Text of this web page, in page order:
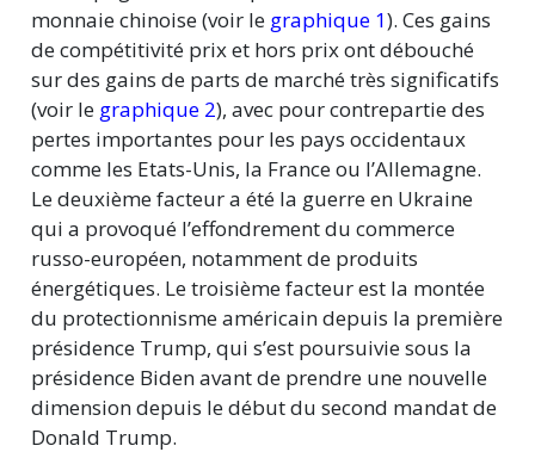
monnaie chinoise (voir le graphique 1). Ces gains
de compétitivité prix et hors prix ont débouché
sur des gains de parts de marché très significatifs
(voir le graphique 2), avec pour contrepartie des
pertes importantes pour les pays occidentaux
comme les Etats-Unis, la France ou l’Allemagne.
Le deuxième facteur a été la guerre en Ukraine
qui a provoqué l’effondrement du commerce
russo-européen, notamment de produits
énergétiques. Le troisième facteur est la montée
du protectionnisme américain depuis la première
présidence Trump, qui s’est poursuivie sous la
présidence Biden avant de prendre une nouvelle
dimension depuis le début du second mandat de
Donald Trump.